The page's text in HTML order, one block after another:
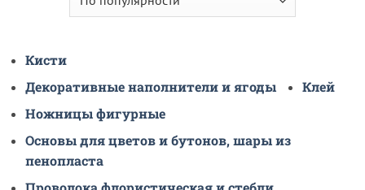
Кисти
Декоративные наполнители и ягоды
Клей
Ножницы фигурные
Основы для цветов и бутонов, шары из
пенопласта